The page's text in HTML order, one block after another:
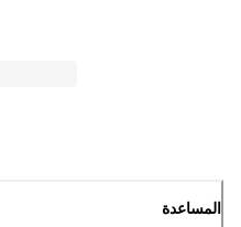
المساعدة